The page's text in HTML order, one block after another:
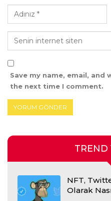
Save my name, email,
the next time I comment.
TREND
NFT,
Olarak